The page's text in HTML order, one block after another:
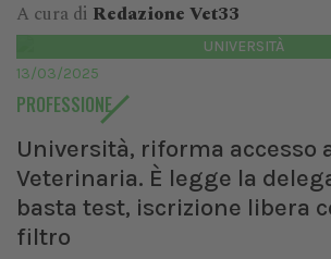
A cura di Redazione Vet33
UNIVERSITÀ
13/03/2025
PROFESSIONE
Università, riforma accesso
Veterinaria. È legge la
basta test, iscrizione libera
filtro